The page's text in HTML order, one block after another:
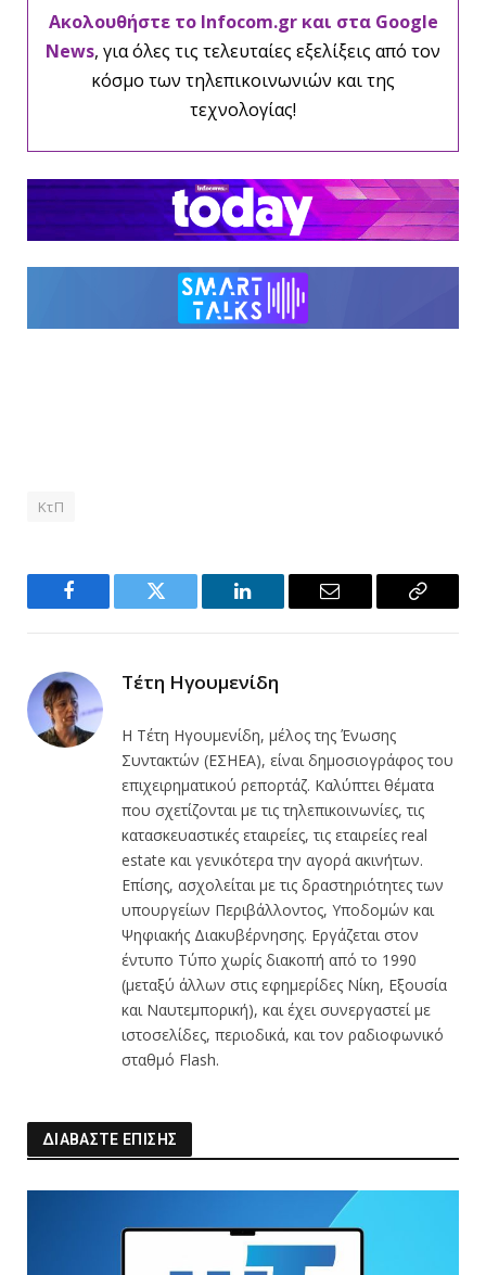
Ακολουθήστε το Infocom.gr και στα Google
News, για όλες τις τελευταίες εξελίξεις από τον
κόσμο των τηλεπικοινωνιών και της
τεχνολογίας!
ΚτΠ
Facebook Twitter LinkedIn Email
Copy
Τέτη Ηγουμενίδη
Η Τέτη Ηγουμενίδη, μέλος της Ένωσης
Συντακτών (ΕΣΗΕΑ), είναι δημοσιογράφος του
επιχειρηματικού ρεπορτάζ. Καλύπτει θέματα
που σχετίζονται με τις τηλεπικοινωνίες, τις
κατασκευαστικές εταιρείες, τις εταιρείες real
estate και γενικότερα την αγορά ακινήτων.
Επίσης, ασχολείται με τις δραστηριότητες των
υπουργείων Περιβάλλοντος, Υποδομών και
Ψηφιακής Διακυβέρνησης. Εργάζεται στον
έντυπο Τύπο χωρίς διακοπή από το 1990
(μεταξύ άλλων στις εφημερίδες Νίκη, Εξουσία
και Ναυτεμπορική), και έχει συνεργαστεί με
ιστοσελίδες, περιοδικά, και τον ραδιοφωνικό
σταθμό Flash.
ΔΙΑΒΑΣΤΕ ΕΠΙΣΗΣ